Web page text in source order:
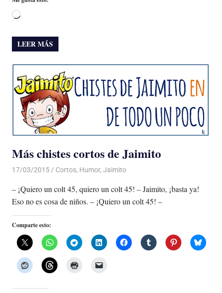
Cargando...
LEER MÁS
Más chistes cortos de Jaimito
17/03/2015 Luis Castellanos
Cortos, Humor, Jaimito
– ¡Quiero un colt 45, quiero un colt 45! – Jaimito, ¡basta ya!
Eso no es cosa de niños. – ¡Quiero un colt 45! –
Comparte esto: